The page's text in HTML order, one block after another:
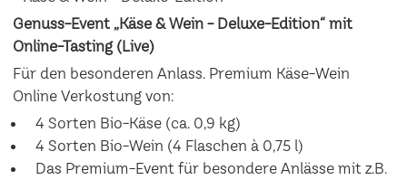
Genuss-Event „Käse & Wein - Deluxe-Edition“ mit
Online-Tasting (Live)
Für den besonderen Anlass. Premium Käse-Wein
Online Verkostung von:
4 Sorten Bio-Käse (ca. 0,9 kg)
4 Sorten Bio-Wein (4 Flaschen à 0,75 l)
Das Premium-Event für besondere Anlässe mit z.B.